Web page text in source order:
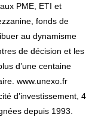
PME, ETI et
fonds de
au dynamisme
de décision et les
d’une centaine
www.unexo.fr
d’investissement, 4
depuis 1993.